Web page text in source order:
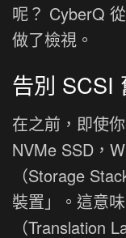
呢？ CyberQ
做了檢視。
告別 SCSI
在之前，即使
NVMe SSD，
（Storage
裝置」。這意
（Translation